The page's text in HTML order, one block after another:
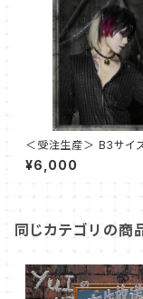
＜受注生産＞ B3サイ
アーティスト写真
¥6,000
同じカテゴリの商